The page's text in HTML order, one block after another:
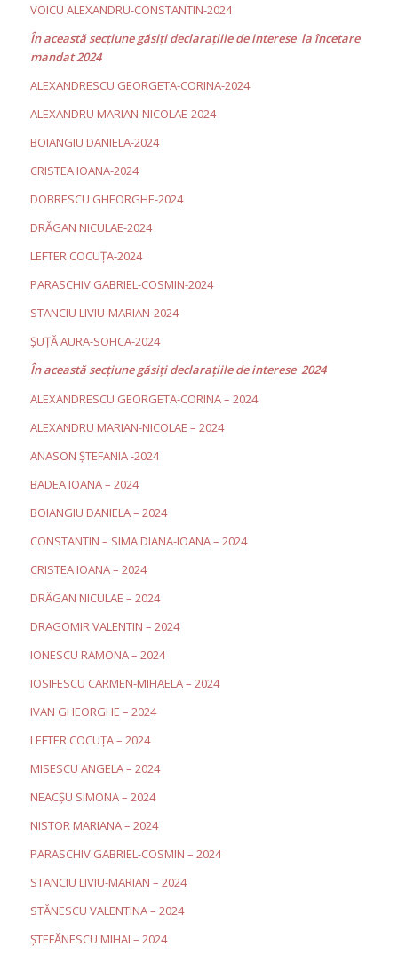
VOICU ALEXANDRU-CONSTANTIN-2024
În această secţiune găsiţi declaraţiile de interese la încetare
mandat 2024
ALEXANDRESCU GEORGETA-CORINA-2024
ALEXANDRU MARIAN-NICOLAE-2024
BOIANGIU DANIELA-2024
CRISTEA IOANA-2024
DOBRESCU GHEORGHE-2024
DRĂGAN NICULAE-2024
LEFTER COCUȚA-2024
PARASCHIV GABRIEL-COSMIN-2024
STANCIU LIVIU-MARIAN-2024
ȘUȚĂ AURA-SOFICA-2024
În această secţiune găsiţi declaraţiile de interese 2024
ALEXANDRESCU GEORGETA-CORINA – 2024
ALEXANDRU MARIAN-NICOLAE – 2024
ANASON ȘTEFANIA -2024
BADEA IOANA – 2024
BOIANGIU DANIELA – 2024
CONSTANTIN – SIMA DIANA-IOANA – 2024
CRISTEA IOANA – 2024
DRĂGAN NICULAE – 2024
DRAGOMIR VALENTIN – 2024
IONESCU RAMONA – 2024
IOSIFESCU CARMEN-MIHAELA – 2024
IVAN GHEORGHE – 2024
LEFTER COCUȚA – 2024
MISESCU ANGELA – 2024
NEACȘU SIMONA – 2024
NISTOR MARIANA – 2024
PARASCHIV GABRIEL-COSMIN – 2024
STANCIU LIVIU-MARIAN – 2024
STĂNESCU VALENTINA – 2024
ȘTEFĂNESCU MIHAI – 2024